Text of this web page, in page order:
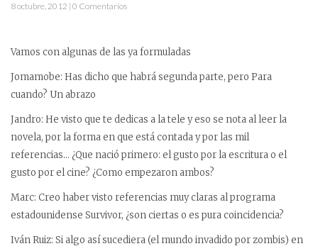
8 octubre, 2012 | 0 Comentarios
Vamos con algunas de las ya formuladas
Jomamobe: Has dicho que habrá segunda parte, pero Para
cuando? Un abrazo
Jandro: He visto que te dedicas a la tele y eso se nota al leer la
novela, por la forma en que está contada y por las mil
referencias… ¿Que nació primero: el gusto por la escritura o el
gusto por el cine? ¿Como empezaron ambos?
Marc: Creo haber visto referencias muy claras al programa
estadounidense Survivor, ¿son ciertas o es pura coincidencia?
Iván Ruiz: Si algo así sucediera (el mundo invadido por zombis) en